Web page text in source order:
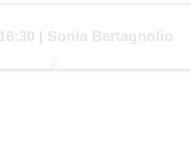
| Sonia Bertagnolio